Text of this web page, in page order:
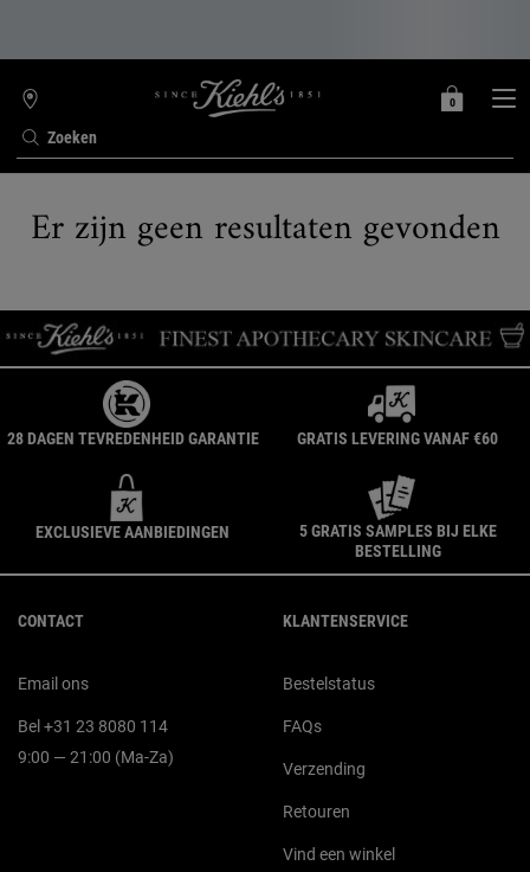
Zoeken
WINKELZOEKER
MIJN
0
0 PRODUCT
Er zijn geen resultaten gevonden
28 DAGEN TEVREDENHEID GARANTIE GRATIS LEVERING VANAF €60
EXCLUSIEVE AANBIEDINGEN
5 GRATIS SAMPLES BIJ ELKE
BESTELLING
CONTACT
Email ons
Bel +31 23 8080 114
9:00 — 21:00 (Ma-Za)
KLANTENSERVICE
Bestelstatus
FAQs
Verzending
Retouren
Vind een winkel